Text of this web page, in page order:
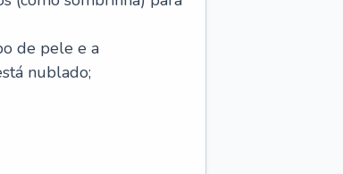
de pele e a
nublado;